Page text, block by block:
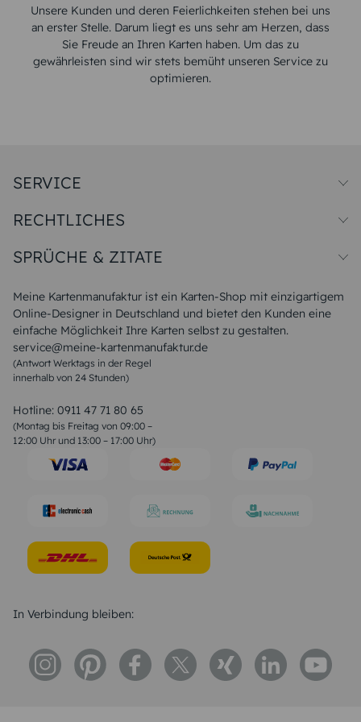
Unsere Kunden und deren Feierlichkeiten stehen bei uns
an erster Stelle. Darum liegt es uns sehr am Herzen, dass
Sie Freude an Ihren Karten haben. Um das zu
gewährleisten sind wir stets bemüht unseren Service zu
optimieren.
Meine Kartenmanufaktur ist ein Karten-Shop mit einzigartigem
Online-Designer in Deutschland und bietet den Kunden eine
einfache Möglichkeit Ihre Karten selbst zu gestalten.
service@meine-kartenmanufaktur.de
(Antwort Werktags in der Regel
innerhalb von 24 Stunden)
Hotline: 0911 47 71 80 65
(Montag bis Freitag von 09:00 –
12:00 Uhr und 13:00 – 17:00 Uhr)
SERVICE
Papiersorten
Unsere Produktion
Magazin
FAQ
RECHTLICHES
Widerrufsbelehrung
SPRÜCHE & ZITATE
Liebeskummer Sprüche
Sommer Sprüche
Muttertagssprüche
Sprüche zur Hochzeit
Sprüche zur Konfirmation & Kommunion
Weihnachtsgedichte
Liebessprüche
Geburtstagssprüche
Trauersprüche
Konfirmation Glückwünsche
In Verbindung bleiben: